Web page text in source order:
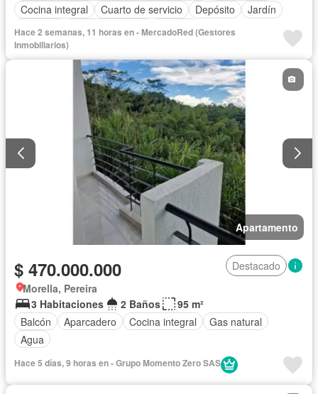
Cocina integral
Cuarto de servicio Depósito
Jardín
Vigilante
Tanque de agua Terraza
Hace 2 semanas, 11 horas en - MercadoRed (Gestores
Inmobiliarios)
Apartamento
$ 470.000.000
Destacado
Morella, Pereira
3 Habitaciones
2 Baños
95 m²
Balcón
Aparcadero Cocina integral
Gas natural
Agua
Hace 5 días, 9 horas en - Grupo Momento Zero SAS